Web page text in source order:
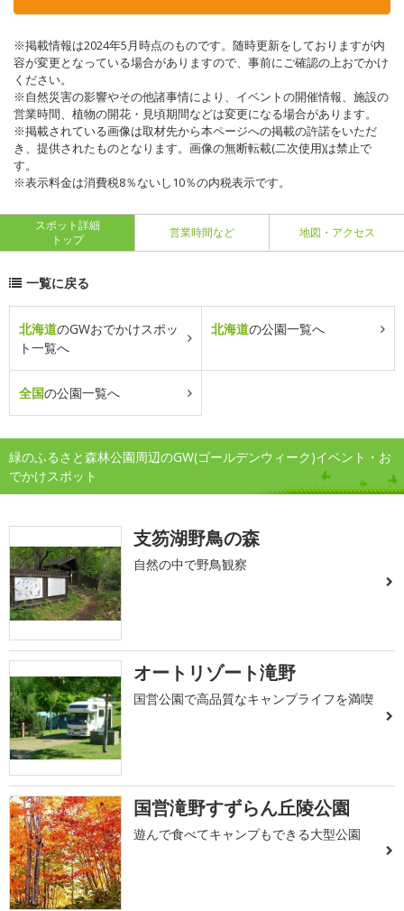
※掲載情報は2024年5月時点のものです。随時更新をしておりますが内
容が変更となっている場合がありますので、事前にご確認の上おでかけ
ください。
※自然災害の影響やその他諸事情により、イベントの開催情報、施設の
営業時間、植物の開花・見頃期間などは変更になる場合があります。
※掲載されている画像は取材先から本ページへの掲載の許諾をいただ
き、提供されたものとなります。画像の無断転載(二次使用)は禁止で
す。
※表示料金は消費税8％ないし10％の内税表示です。
スポット詳細
トップ
営業時間など 地図・アクセス
一覧に戻る
北海道のGWおでかけスポッ
ト一覧へ
北海道の公園一覧へ
全国の公園一覧へ
緑のふるさと森林公園周辺のGW(ゴールデンウィーク)イベント・お
でかけスポット
支笏湖野鳥の森
自然の中で野鳥観察
オートリゾート滝野
国営公園で高品質なキャンプライフを満喫
国営滝野すずらん丘陵公園
遊んで食べてキャンプもできる大型公園